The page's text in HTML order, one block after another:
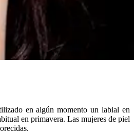
en algún momento un labial en
en primavera. Las mujeres de piel